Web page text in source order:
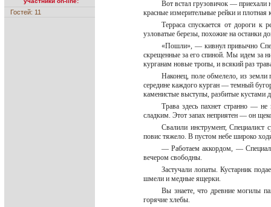
Гостей: 11
Вот встал грузовичок —
красные измерительные рейки и
Терраса спускается от дороги
узловатые березы, похожие на останки
«Пошли», — кивнул привычно
скрещенные за его спиной. Мы идем за
курганам новые тропы, и всякий раз
Наконец, поле обмелело, из
середине каждого курган — темный
каменистые выступы, разбитые кустами
Трава здесь пахнет странно —
сладким. Этот запах неприятен — он
Свалили инструмент,
повис тяжело. В пустом небе широко
— Работаем аккордом, —
вечером свободны.
Застучали лопаты. Кустарник
шмели и медные ящерки.
Вы знаете, что древние могилы
горячие хлебы.